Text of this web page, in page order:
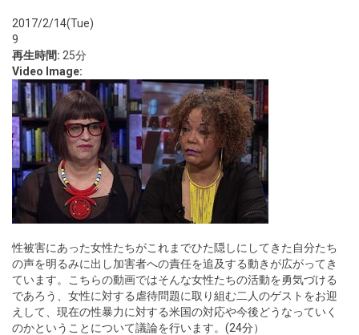
2017/2/14(Tue)
9
再生時間: 25分
Video Image:
性被害にあった女性たちがこれまでひた隠しにしてきた自分たち
の声を明るみに出し加害者への責任を追及する動きが広がってき
ています。こちらの動画ではそんな女性たちの活動を勇気づける
であろう、女性に対する虐待問題に取り組む二人のゲストをお迎
えして、現在の性暴力に対する米国の対応や今後どうなっていく
のかということについて議論を行います。(24分）